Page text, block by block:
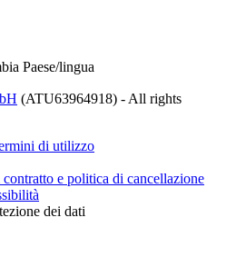
Paese/lingua
(ATU63964918) - All rights
di utilizzo
e politica di cancellazione
dei dati